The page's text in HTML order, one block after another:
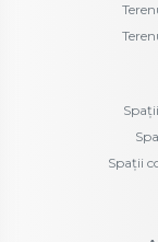
Spații